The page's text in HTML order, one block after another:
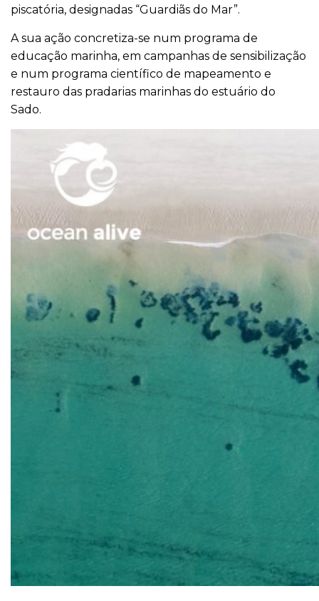
piscatória, designadas “Guardiãs do Mar”.
A sua ação concretiza-se num programa de
educação marinha, em campanhas de sensibilização
e num programa científico de mapeamento e
restauro das pradarias marinhas do estuário do
Sado.